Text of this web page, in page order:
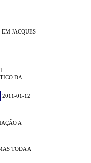
JACQUES
DA
2011-01-12
A
TODA A